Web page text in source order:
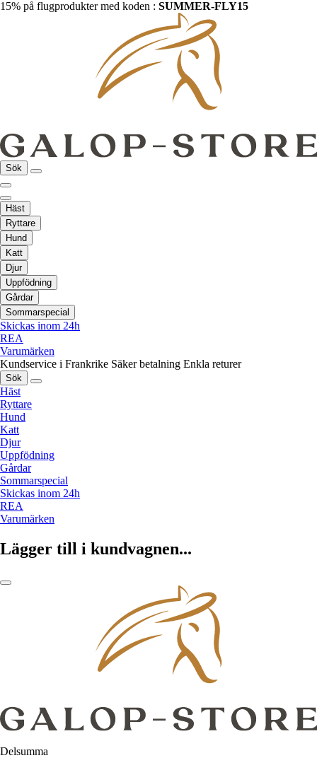
15% på flugprodukter med koden : SUMMER-FLY15
Sök
Häst
Ryttare
Hund
Katt
Djur
Uppfödning
Gårdar
Sommarspecial
Skickas inom 24h
REA
Varumärken
Kundservice i Frankrike Säker betalning Enkla returer
Sök
Häst
Ryttare
Hund
Katt
Djur
Uppfödning
Gårdar
Sommarspecial
Skickas inom 24h
REA
Varumärken
Lägger till i kundvagnen...
Delsumma